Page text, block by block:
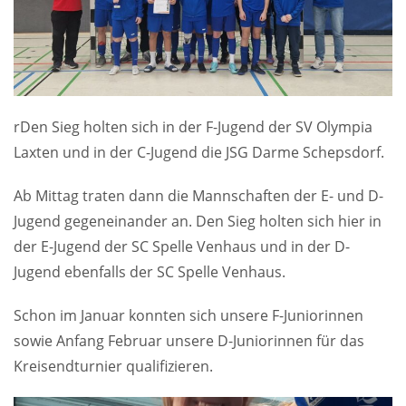
rDen Sieg holten sich in der F-Jugend der SV Olympia
Laxten und in der C-Jugend die JSG Darme Schepsdorf.
Ab Mittag traten dann die Mannschaften der E- und D-
Jugend gegeneinander an. Den Sieg holten sich hier in
der E-Jugend der SC Spelle Venhaus und in der D-
Jugend ebenfalls der SC Spelle Venhaus.
Schon im Januar konnten sich unsere F-Juniorinnen
sowie Anfang Februar unsere D-Juniorinnen für das
Kreisendturnier qualifizieren.